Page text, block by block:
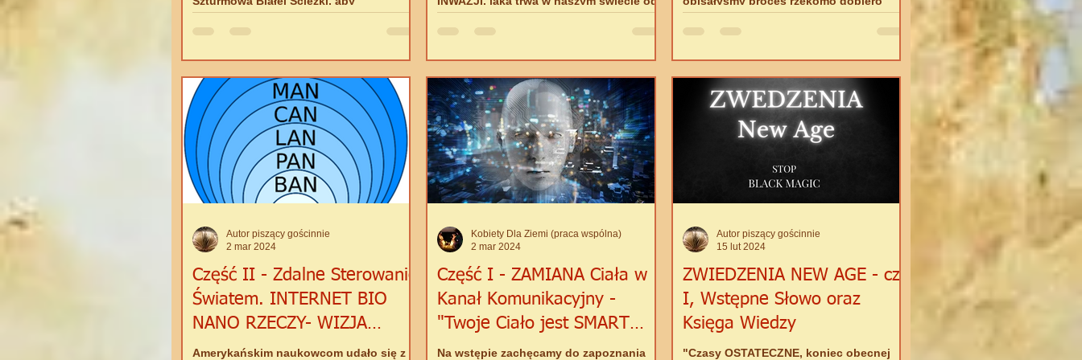
zaprezentować Ci tematykę poruszaną
dłuższego czasu - tym razem z nieco
tworzącej się dziedziny IoBNT - czyli
Część II - Zdalne Sterowanie
Światem. INTERNET BIO
NANO RZECZY- WIZJA
„PRZYSZŁEJ KOMUNIKACJI!
Amerykańskim naukowcom udało się z
Autor piszący gościnnie
2 mar 2024
Część I - ZAMIANA Ciała w
Kanał Komunikacyjny -
"Twoje Ciało jest SMART
DOMEM"
Na wstępie zachęcamy do zapoznania
Kobiety Dla Ziemi (praca wspólna)
2 mar 2024
ZWIEDZENIA NEW AGE - cz.
I, Wstępne Słowo oraz
Księga Wiedzy
"Czasy OSTATECZNE, koniec obecnej
Autor piszący gościnnie
15 lut 2024